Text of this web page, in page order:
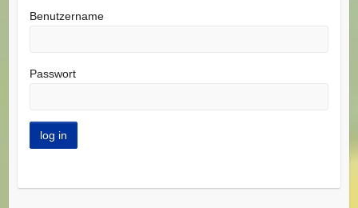
Benutzername
Passwort